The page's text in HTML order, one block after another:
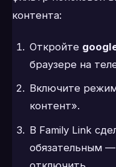
контента:
Откройте
браузере на
Включите
контент».
В Family Link
обязательным